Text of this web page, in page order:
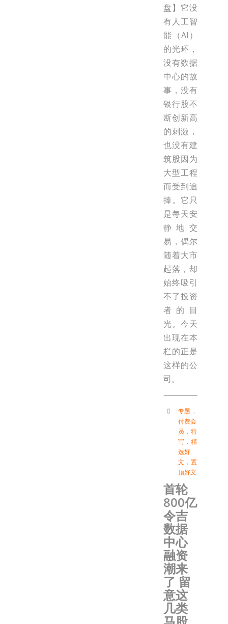
盘】它没
有人工智
能（AI）
的光环，
没有数据
中心的故
事，没有
银行股不
断创新高
的刺激，
也没有建
筑股因为
大型工程
而受到追
捧。它只
是每天安
静地交
易，偶尔
随着大市
起落，却
始终吸引
不了投资
者的目
光。今天
出现在本
栏的正是
这样的公
司。
专题 ，
付费会
员 ， 特
写 ， 精
选好
文 ， 置
顶好文
首轮
800亿
令吉
数据
中心
融资
潮来
了 留
意这
几类